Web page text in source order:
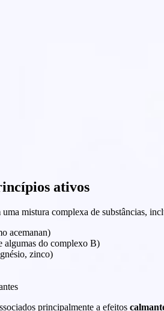
ativos
mistura complexa de substâncias,
acemanan)
algumas do complexo B)
zinco)
principalmente a efeitos